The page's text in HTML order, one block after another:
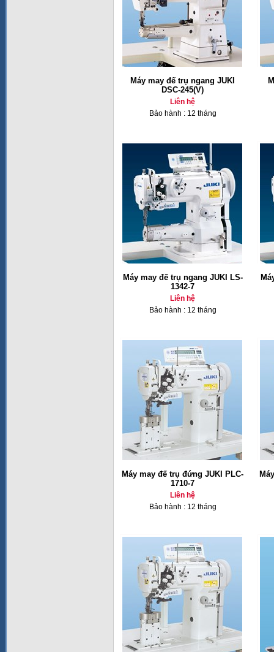
Máy may đế trụ ngang JUKI
DSC-245(V)
Liên hệ
Bảo hành : 12 tháng
Máy may đế trụ ngang JUKI LS-
1342-7
Liên hệ
Bảo hành : 12 tháng
Máy may đế trụ đứng JUKI PLC-
1710-7
Liên hệ
Bảo hành : 12 tháng